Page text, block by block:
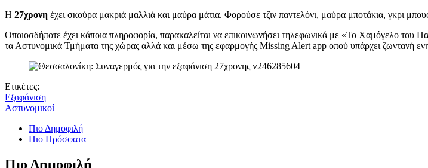
Η 27χρονη έχει σκούρα μακριά μαλλιά και μαύρα μάτια. Φορούσε τζιν παντελόνι, μαύρα μποτάκια, γκρι
Οποιοσδήποτε έχει κάποια πληροφορία, παρακαλείται να επικοινωνήσει τηλεφωνικά με «Το Χαμόγελο
τα Αστυνομικά Τμήματα της χώρας αλλά και μέσω της εφαρμογής Missing Alert app οπού υπάρχει ζωντανή
Ετικέτες:
Εξαφάνιση
Αστυνομικοί
Πιο Δημοφιλή
Πιο Πρόσφατα
Πιο Δημοφιλή